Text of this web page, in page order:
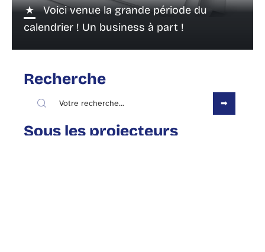
Voici venue la grande période du
calendrier ! Un business à part !
Recherche
Sous les projecteurs